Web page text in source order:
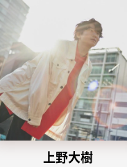
上野大樹